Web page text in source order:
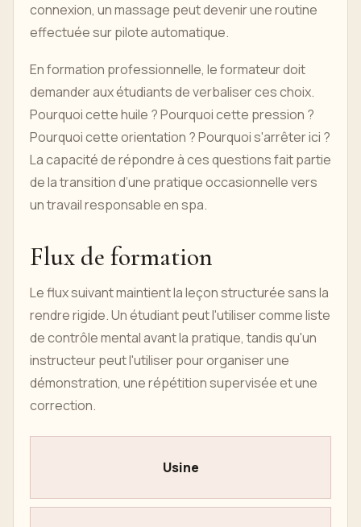
connexion, un massage peut devenir une routine
effectuée sur pilote automatique.
En formation professionnelle, le formateur doit
demander aux étudiants de verbaliser ces choix.
Pourquoi cette huile ? Pourquoi cette pression ?
Pourquoi cette orientation ? Pourquoi s'arrêter ici ?
La capacité de répondre à ces questions fait partie
de la transition d’une pratique occasionnelle vers
un travail responsable en spa.
Flux de formation
Le flux suivant maintient la leçon structurée sans la
rendre rigide. Un étudiant peut l'utiliser comme liste
de contrôle mental avant la pratique, tandis qu'un
instructeur peut l'utiliser pour organiser une
démonstration, une répétition supervisée et une
correction.
Usine